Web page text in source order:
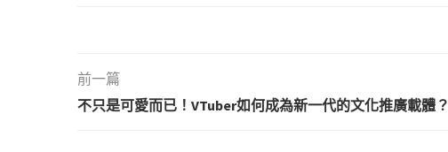
前一篇
不只是可愛而已！VTuber如何成為新一代的文化推廣載體？